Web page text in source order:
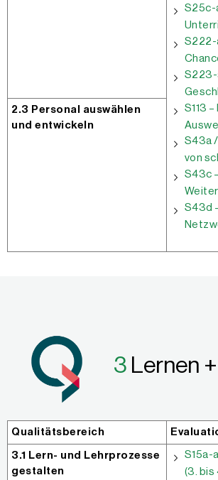
S25c-
S222-
S223-
S113
S43a
von
S43c
S43d
2.3 Personal auswählen
und entwickeln
3 Lernen
Qualitätsbereich
3.1 Lern- und Lehrprozesse
gestalten
S15a-
(3. bis